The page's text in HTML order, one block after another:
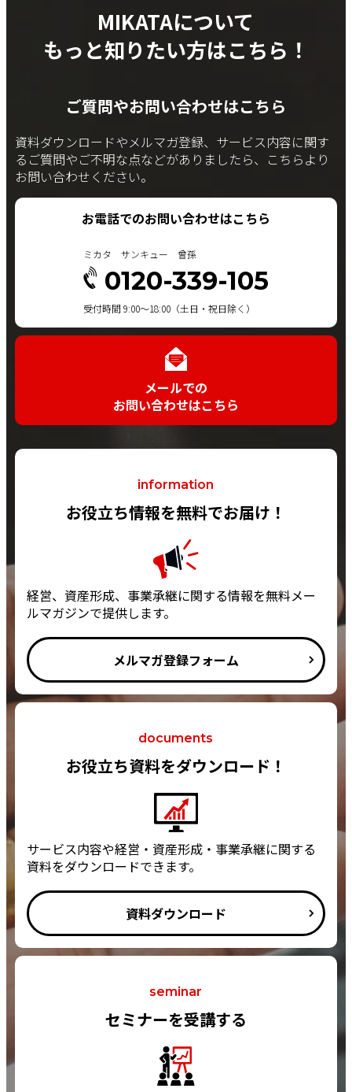
MIKATAについて
もっと知りたい方はこちら！
ご質問やお問い合わせはこちら
資料ダウンロードやメルマガ登録、サービス内容に関す
るご質問やご不明な点などがありましたら、こちらより
お問い合わせください。
お電話でのお問い合わせはこちら
ミカタ サンキュー 曾孫
0120-339-105
受付時間 9:00～18:00（土日・祝日除く）
メールでの
お問い合わせはこちら
information
お役立ち情報を無料でお届け！
経営、資産形成、事業承継に関する情報を無料メー
ルマガジンで提供します。
メルマガ登録フォーム
documents
お役立ち資料をダウンロード！
サービス内容や経営・資産形成・事業承継に関する
資料をダウンロードできます。
資料ダウンロード
seminar
セミナーを受講する